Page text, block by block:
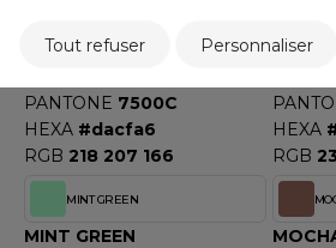
LIME STONE
PANTONE 7500C
HEXA #dacfa6
RGB 218 207 166
HEXA
RGB
MINT GREEN
MINT GREEN
Tout refuser Personnaliser